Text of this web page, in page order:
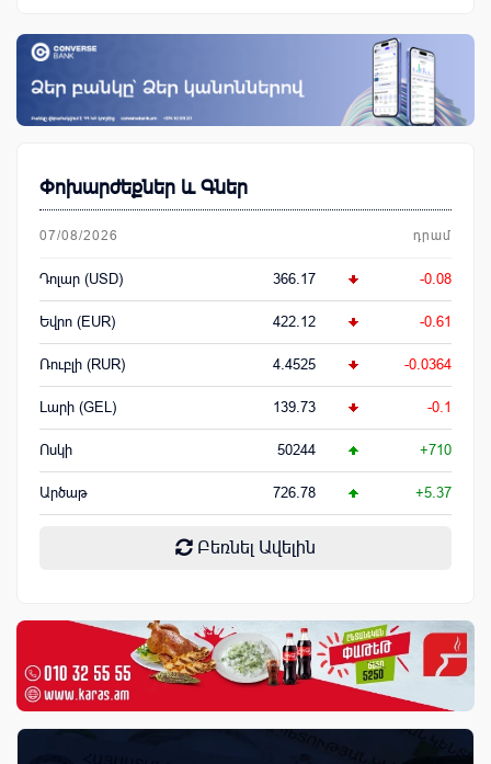
Փոխարժեքներ և Գներ
07/08/2026 դրամ
Դոլար (USD) 366.17 -0.08
Եվրո (EUR) 422.12 -0.61
Ռուբլի (RUR) 4.4525 -0.0364
Լարի (GEL) 139.73 -0.1
Ոսկի 50244 +710
Արծաթ 726.78 +5.37
Բեռնել Ավելին